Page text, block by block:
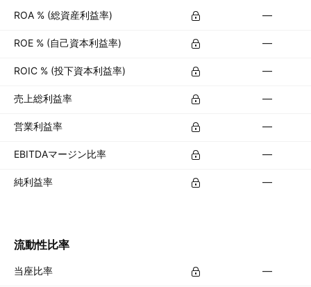
ROA % (総資産利益率) —
ROE % (自己資本利益率) —
ROIC % (投下資本利益率) —
売上総利益率 —
営業利益率 —
EBITDAマージン比率 —
純利益率 —
流動性比率
当座比率 —